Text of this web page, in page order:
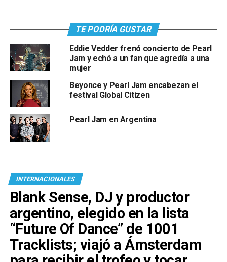
TE PODRÍA GUSTAR
Eddie Vedder frenó concierto de Pearl
Jam y echó a un fan que agredía a una
mujer
Beyonce y Pearl Jam encabezan el
festival Global Citizen
Pearl Jam en Argentina
INTERNACIONALES
Blank Sense, DJ y productor
argentino, elegido en la lista
“Future Of Dance” de 1001
Tracklists; viajó a Ámsterdam